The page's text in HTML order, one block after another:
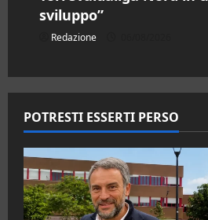
sviluppo”
Redazione
POTRESTI ESSERTI PERSO